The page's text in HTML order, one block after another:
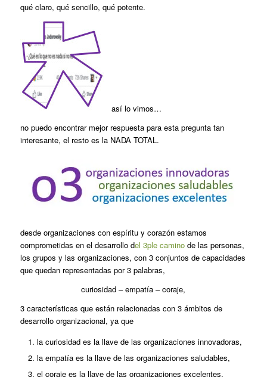
qué claro, qué sencillo, qué potente.
así lo vimos…
no puedo encontrar mejor respuesta para esta pregunta tan
interesante, el resto es la NADA TOTAL.
desde organizaciones con espíritu y corazón estamos
comprometidas en el desarrollo del 3ple caminode las personas,
los grupos y las organizaciones, con 3 conjuntos de capacidades
que quedan representadas por 3 palabras,
curiosidad – empatía – coraje,
3 características que están relacionadas con 3 ámbitos de
desarrollo organizacional, ya que
la curiosidad es la llave de las organizaciones innovadoras,
la empatía es la llave de las organizaciones saludables,
el coraje es la llave de las organizaciones excelentes.